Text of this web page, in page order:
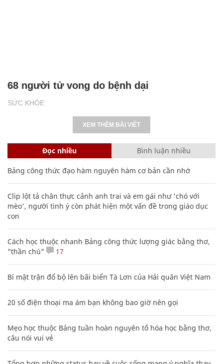
SỨC KHỎE
68 người tử vong do bệnh dại
XEM THÊM BÀI VIẾT
Đọc nhiều Bình luận nhiều
Bảng công thức đạo hàm nguyên hàm cơ bản cần nhớ
Clip lột tả chân thực cảnh anh trai và em gái như 'chó với
mèo', người tinh ý còn phát hiện một vấn đề trong giáo dục
con
Cách học thuộc nhanh Bảng công thức lượng giác bằng thơ,
"thần chú"
17
Bí mật trận đổ bộ lên bãi biển Tà Lơn của Hải quân Việt Nam
20 số điện thoại ma ám bạn không bao giờ nên gọi
Mẹo học thuộc Bảng tuần hoàn nguyên tố hóa học bằng thơ,
câu nói vui vẻ